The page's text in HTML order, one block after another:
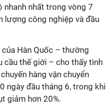
nhất trong vòng 7
lượng công nghiệp và đầu
Hàn Quốc – thường
thế giới – cho thấy tình
hàng vận chuyển
ngày đầu tháng 6, trong khi
giảm hơn 20%.